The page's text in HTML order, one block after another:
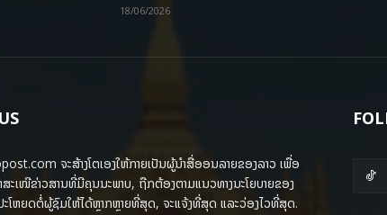
18/06/2026
ຈະສ້າງໂຕເອງໃຫ້ກາຍເປັນຜູ້ນຳສື່ອອນລາຍຂອງລາວ ເພື່ອ
ະເໜີຂ່າວສານທີ່ມີຄຸນນະພາບ, ຖືກຕ້ອງຕາມແນວທາງນະໂຍບາຍຂອງ
ໂຫຍດຕໍ່ຜູ້ຊົມໃຫ້ໄດ້ຫຼາກຫຼາຍທີ່ສຸດ, ຈະແຈ້ງທີ່ສຸດ ແລະວ່ອງໄວທີ່ສຸດ.